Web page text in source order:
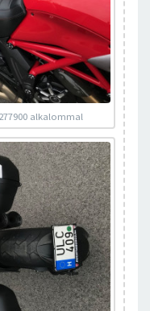
alkalommal